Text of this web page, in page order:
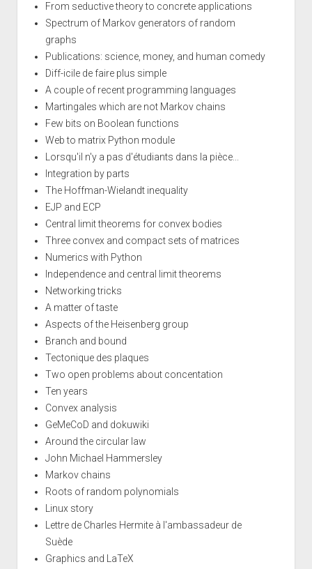
From seductive theory to concrete applications
Spectrum of Markov generators of random
graphs
Publications: science, money, and human comedy
Diff-icile de faire plus simple
A couple of recent programming languages
Martingales which are not Markov chains
Few bits on Boolean functions
Web to matrix Python module
Lorsqu'il n'y a pas d'étudiants dans la pièce...
Integration by parts
The Hoffman-Wielandt inequality
EJP and ECP
Central limit theorems for convex bodies
Three convex and compact sets of matrices
Numerics with Python
Independence and central limit theorems
Networking tricks
A matter of taste
Aspects of the Heisenberg group
Branch and bound
Tectonique des plaques
Two open problems about concentation
Ten years
Convex analysis
GeMeCoD and dokuwiki
Around the circular law
John Michael Hammersley
Markov chains
Roots of random polynomials
Linux story
Lettre de Charles Hermite à l'ambassadeur de
Suède
Graphics and LaTeX